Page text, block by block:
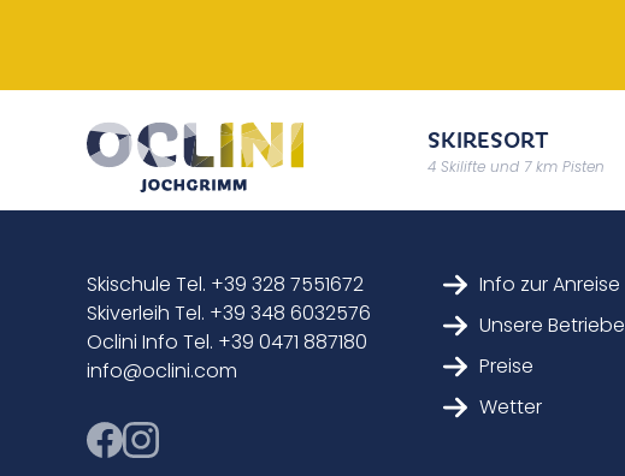
SKIRESORT
4 Skilifte und 7 km Pisten
Skischule Tel. +39 328 7551672
Skiverleih Tel. +39 348 6032576
Oclini Info Tel. +39 0471 887180
info@oclini.com
Info zur Anreise
Unsere Betriebe
Preise
Wetter